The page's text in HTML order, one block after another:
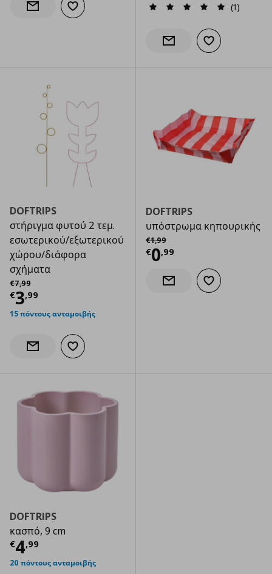
Ενημέρωση διαθεσιμότητας
Προσθήκη στα αγαπημένα (1)
Ενημέρωση διαθεσιμότητας
Προσθήκη στα
DOFTRIPS
στήριγμα φυτού 2 τεμ.
εσωτερικού/εξωτερικού
χώρου/διάφορα
σχήματα
€7,99
Αρχική τιμή
€3,99
Τρέχουσα τιμή
15 πόντους ανταμοιβής
Ενημέρωση διαθεσιμότητας
Προσθήκη στα αγαπημένα
DOFTRIPS
υπόστρωμα κηπουρικής
€1,99
Αρχική τιμή
€0,99
Τρέχουσα
Ενημέρωση διαθεσιμότητας
Προσθήκη στα
DOFTRIPS
κασπό, 9 cm
€4,99
Τρέχουσα τιμή
20 πόντους ανταμοιβής